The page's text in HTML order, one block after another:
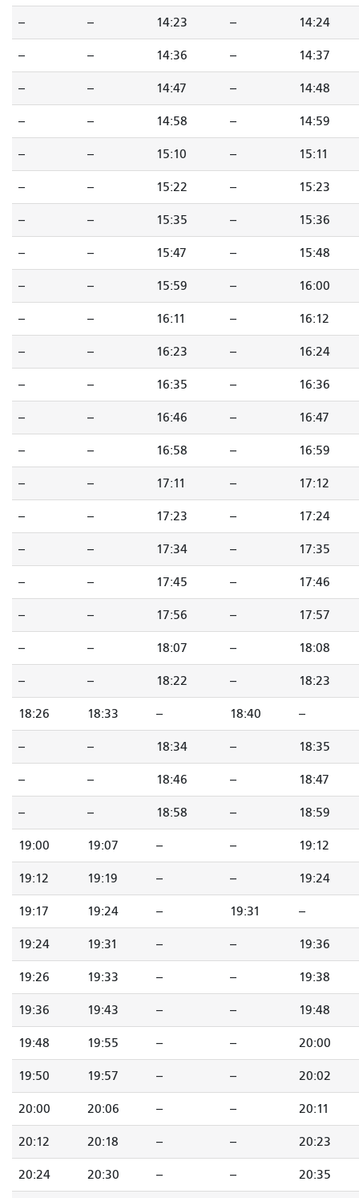
-- -- 14:23 -- 14:24
-- -- 14:36 -- 14:37
-- -- 14:47 -- 14:48
-- -- 14:58 -- 14:59
-- -- 15:10 -- 15:11
-- -- 15:22 -- 15:23
-- -- 15:35 -- 15:36
-- -- 15:47 -- 15:48
-- -- 15:59 -- 16:00
-- -- 16:11 -- 16:12
-- -- 16:23 -- 16:24
-- -- 16:35 -- 16:36
-- -- 16:46 -- 16:47
-- -- 16:58 -- 16:59
-- -- 17:11 -- 17:12
-- -- 17:23 -- 17:24
-- -- 17:34 -- 17:35
-- -- 17:45 -- 17:46
-- -- 17:56 -- 17:57
-- -- 18:07 -- 18:08
-- -- 18:22 -- 18:23
18:26 18:33 -- 18:40 --
-- -- 18:34 -- 18:35
-- -- 18:46 -- 18:47
-- -- 18:58 -- 18:59
19:00 19:07 -- -- 19:12
19:12 19:19 -- -- 19:24
19:17 19:24 -- 19:31 --
19:24 19:31 -- -- 19:36
19:26 19:33 -- -- 19:38
19:36 19:43 -- -- 19:48
19:48 19:55 -- -- 20:00
19:50 19:57 -- -- 20:02
20:00 20:06 -- -- 20:11
20:12 20:18 -- -- 20:23
20:24 20:30 -- -- 20:35